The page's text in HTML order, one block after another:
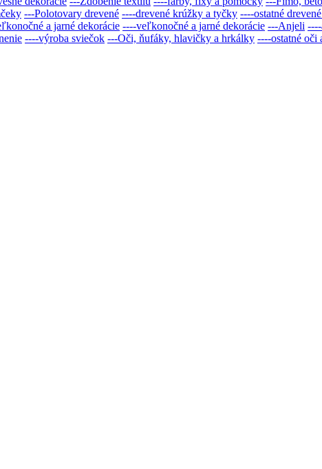
---Polotovary drevené ----drevené krúžky a tyčky ----ostatné
a jarné dekorácie ----veľkonočné a jarné dekorácie ---Anjeli
----výroba sviečok ---Oči, ňufáky, hlavičky a hrkálky ----ostatné oči